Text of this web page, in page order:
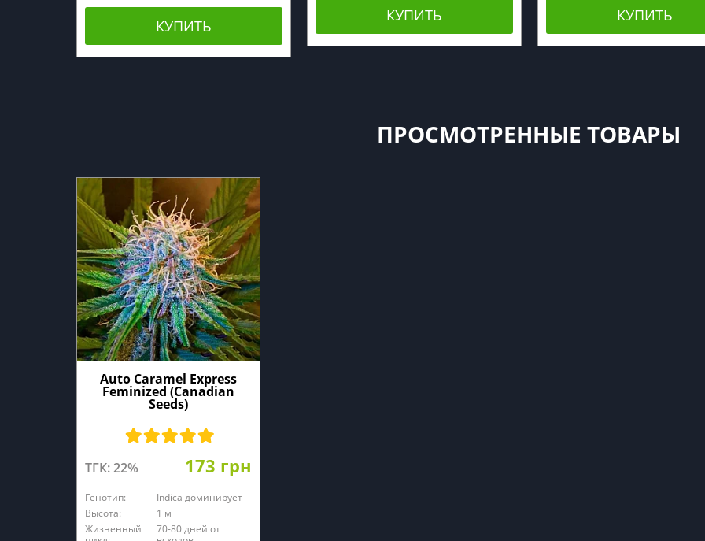
КУПИТЬ
КУПИТЬ КУПИТЬ
ПРОСМОТРЕННЫЕ ТОВАРЫ
Auto Caramel Express
Feminized (Canadian
Seeds)
ТГК: 22% 173 грн
Генотип:
Indica доминирует
Высота:
1 м
Жизненный
70-80 дней от